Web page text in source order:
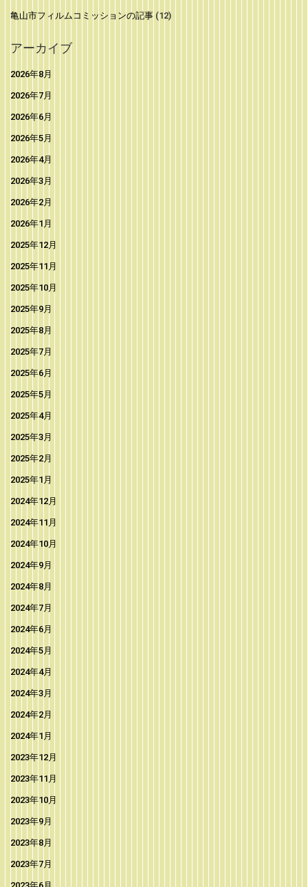
亀山市フィルムコミッションの記事 (12)
アーカイブ
2026年8月
2026年7月
2026年6月
2026年5月
2026年4月
2026年3月
2026年2月
2026年1月
2025年12月
2025年11月
2025年10月
2025年9月
2025年8月
2025年7月
2025年6月
2025年5月
2025年4月
2025年3月
2025年2月
2025年1月
2024年12月
2024年11月
2024年10月
2024年9月
2024年8月
2024年7月
2024年6月
2024年5月
2024年4月
2024年3月
2024年2月
2024年1月
2023年12月
2023年11月
2023年10月
2023年9月
2023年8月
2023年7月